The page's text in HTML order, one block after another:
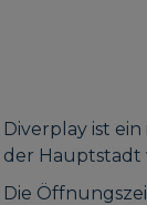
Diverplay ist
der Hauptstadt
Die